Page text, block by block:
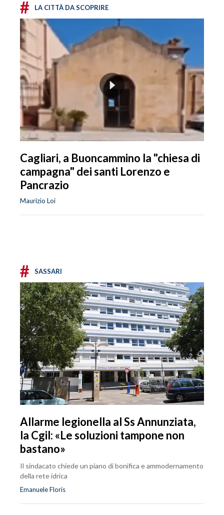
# LA CITTÀ DA SCOPRIRE
Cagliari, a Buoncammino la "chiesa di
campagna" dei santi Lorenzo e
Pancrazio
Maurizio Loi
# SASSARI
Allarme legionella al Ss Annunziata,
la Cgil: «Le soluzioni tampone non
bastano»
Il sindacato chiede un piano di bonifica e ammodernamento
della rete idrica
Emanuele Floris